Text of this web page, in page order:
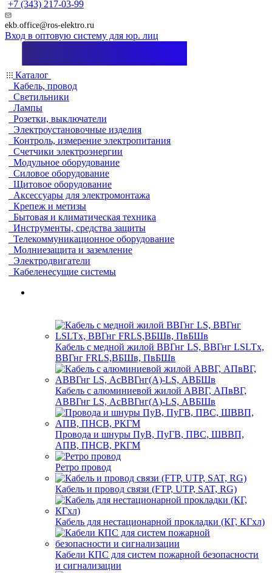
+7 (343) 217-03-99
ekb.office@ros-elektro.ru
Вход в оптовую систему для юр. лиц
Каталог
Кабель, провод
Светильники
Лампы
Розетки, выключатели
Электроустановочные изделия
Контроль, измерение электропитания
Счетчики электроэнергии
Модульное оборудование
Силовое оборудование
Щитовое оборудование
Аксессуары для электромонтажа
Крепеж и метизы
Бытовая и климатическая техника
Инструменты, средства защиты
Телекоммуникационное оборудование
Молниезащита и заземление
Электродвигатели
Кабеленесущие системы
Кабель с медной жилой ВВГнг LS, ВВГнг LSLTx,
ВВГнг FRLS,ВБШв, ПвБШв
Кабель с алюминиевой жилой АВВГ, АПвВГ,
АВВГнг LS, АсВВГнг(А)-LS, АВБШв
Провода и шнуры ПуВ, ПуГВ, ПВС, ШВВП,
АПВ, ПНСВ, РКГМ
Ретро провод
Кабель и провод связи (FTP, UTP, SAT, RG)
Кабель для нестационарной прокладки (КГ, КГхл)
Кабели КПС для систем пожарной безопасности
и сигнализации